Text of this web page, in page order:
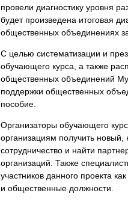
провели диагностику уровня
будет произведена итоговая
общественных объединениях
С целью систематизации и
обучающего курса, а также
общественных объединений
поддержки общественных
пособие.
Организаторы обучающего
организациям получить
сотрудничество и найти
организаций. Также
участников данного проекта
и общественные должности.